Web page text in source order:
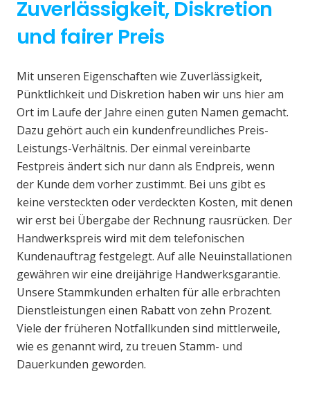
Zuverlässigkeit, Diskretion
und fairer Preis
Mit unseren Eigenschaften wie Zuverlässigkeit,
Pünktlichkeit und Diskretion haben wir uns hier am
Ort im Laufe der Jahre einen guten Namen gemacht.
Dazu gehört auch ein kundenfreundliches Preis-
Leistungs-Verhältnis. Der einmal vereinbarte
Festpreis ändert sich nur dann als Endpreis, wenn
der Kunde dem vorher zustimmt. Bei uns gibt es
keine versteckten oder verdeckten Kosten, mit denen
wir erst bei Übergabe der Rechnung rausrücken. Der
Handwerkspreis wird mit dem telefonischen
Kundenauftrag festgelegt. Auf alle Neuinstallationen
gewähren wir eine dreijährige Handwerksgarantie.
Unsere Stammkunden erhalten für alle erbrachten
Dienstleistungen einen Rabatt von zehn Prozent.
Viele der früheren Notfallkunden sind mittlerweile,
wie es genannt wird, zu treuen Stamm- und
Dauerkunden geworden.